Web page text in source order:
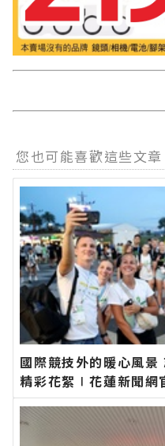
您也可能喜歡這些文章
國際競技外的暖心風
精彩花絮∣花蓮新聞網
的今日新聞報導 最新